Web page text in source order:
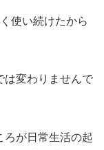
使い続けたから
は変わりませんで
ろが日常生活の起